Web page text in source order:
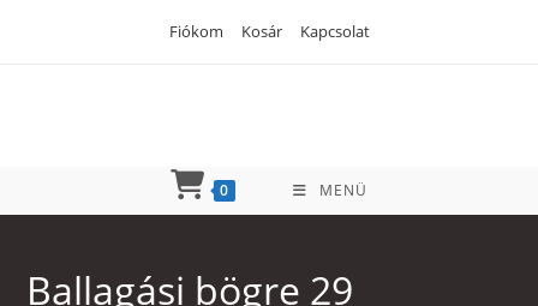
Fiókom Kosár Kapcsolat
0 MENÜ
Ballagási bögre 29